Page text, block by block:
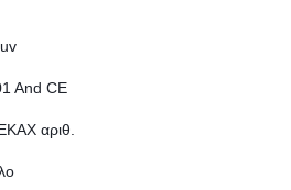
And CE
αριθ.